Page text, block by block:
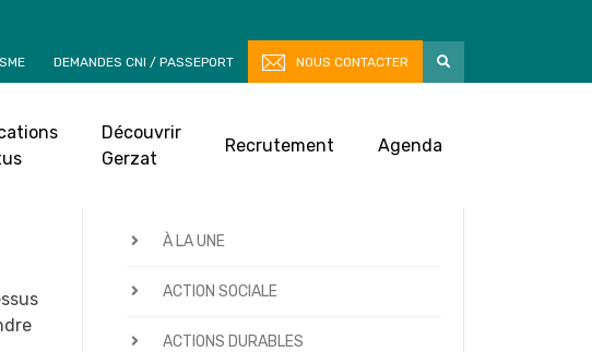
DEMANDES CNI / PASSEPORT NOUS CONTACTER
Découvrir
Gerzat
Recrutement Agenda
CATÉGORIES D’ACTUALITÉS
À LA UNE
ACTION SOCIALE
ACTIONS DURABLES